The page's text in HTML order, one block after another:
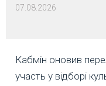
07.08.2026
Кабмін оновив
участь у відборі